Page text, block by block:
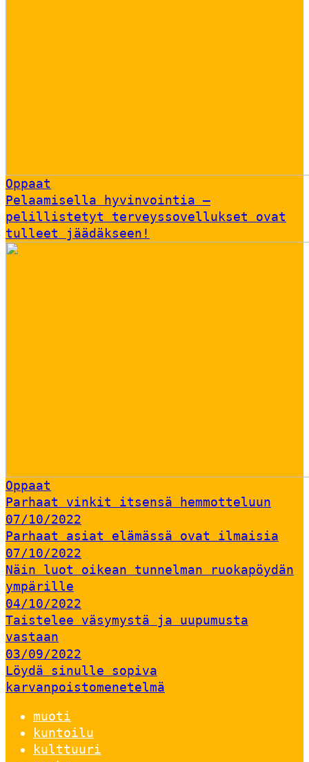
Oppaat
Pelaamisella hyvinvointia –
pelillistetyt terveyssovellukset ovat
tulleet jäädäkseen!
Oppaat
Parhaat vinkit itsensä hemmotteluun
07/10/2022
Parhaat asiat elämässä ovat ilmaisia
07/10/2022
Näin luot oikean tunnelman ruokapöydän
ympärille
04/10/2022
Taistelee väsymystä ja uupumusta
vastaan
03/09/2022
Löydä sinulle sopiva
karvanpoistomenetelmä
muoti
kuntoilu
kulttuuri